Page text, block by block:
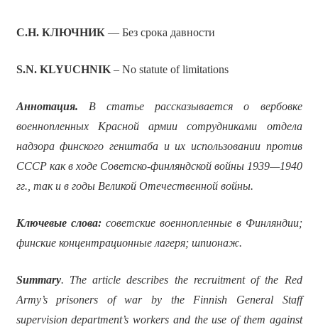
С.Н. КЛЮЧНИК— Без срока давности
S.N. KLYUCHNIK– No statute of limitations
Аннотация. В статье рассказывается о вербовке
военнопленных Красной армии сотрудниками отдела
надзора финского генштаба и их использовании против
СССР как в ходе Советско-финляндской войны 1939—1940
гг., так и в годы Великой Отечественной войны.
Ключевые слова:советские военнопленные в Финляндии;
финские концентрационные лагеря; шпионаж.
Summary. The article describes the recruitment of the Red
Army’s prisoners of war by the Finnish General Staff
supervision department’s workers and the use of them against